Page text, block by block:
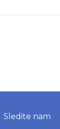
Sledite nam